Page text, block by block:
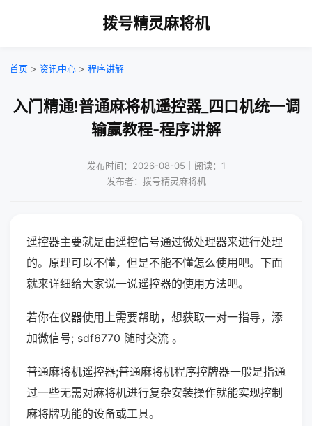
拨号精灵麻将机
首页 > 资讯中心 > 程序讲解
入门精通!普通麻将机遥控器_四口机统一调
输赢教程-程序讲解
发布时间：2026-08-05｜阅读：1
发布者：拨号精灵麻将机
遥控器主要就是由遥控信号通过微处理器来进行处理
的。原理可以不懂，但是不能不懂怎么使用吧。下面
就来详细给大家说一说遥控器的使用方法吧。
若你在仪器使用上需要帮助，想获取一对一指导，添
加微信号; sdf6770 随时交流 。
普通麻将机遥控器;普通麻将机程序控牌器一般是指通
过一些无需对麻将机进行复杂安装操作就能实现控制
麻将牌功能的设备或工具。